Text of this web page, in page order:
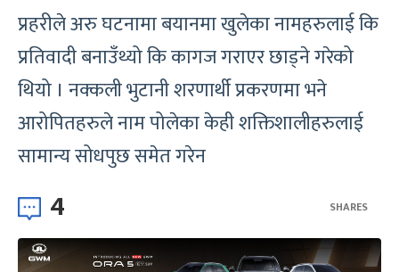
प्रहरीले अरु घटनामा बयानमा खुलेका नामहरुलाई कि
प्रतिवादी बनाउँथ्यो कि कागज गराएर छाड्ने गरेको
थियो । नक्कली भुटानी शरणार्थी प्रकरणमा भने
आरोपितहरुले नाम पोलेका केही शक्तिशालीहरुलाई
सामान्य सोधपुछ समेत गरेन
4 SHARES